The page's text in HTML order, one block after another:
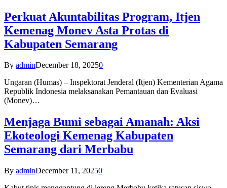
Perkuat Akuntabilitas Program, Itjen
Kemenag Monev Asta Protas di
Kabupaten Semarang
By adminDecember 18, 20250
Ungaran (Humas) – Inspektorat Jenderal (Itjen) Kementerian Agama
Republik Indonesia melaksanakan Pemantauan dan Evaluasi
(Monev)…
Menjaga Bumi sebagai Amanah: Aksi
Ekoteologi Kemenag Kabupaten
Semarang dari Merbabu
By adminDecember 11, 20250